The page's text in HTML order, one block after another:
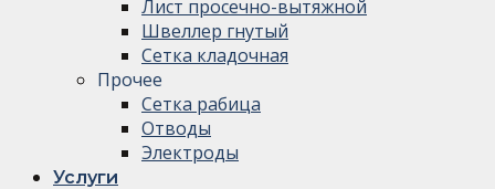
Лист просечно-вытяжной
Швеллер гнутый
Сетка кладочная
Прочее
Сетка рабица
Отводы
Электроды
Услуги